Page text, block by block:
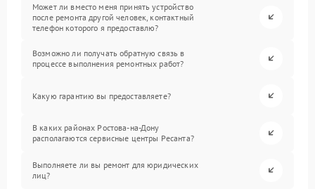
Может ли вместо меня принять устройство
после ремонта другой человек, контактный
телефон которого я предоставлю?
Возможно ли получать обратную связь в
процессе выполнения ремонтных работ?
Какую гарантию вы предоставляете?
В каких районах Ростова-на-Дону
располагаются сервисные центры Ресанта?
Выполняете ли вы ремонт для юридических
лиц?